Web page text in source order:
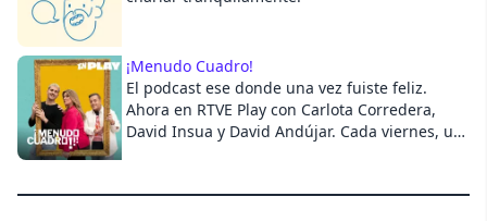
¡Menudo Cuadro!
El podcast ese donde una vez fuiste feliz.
Ahora en RTVE Play con Carlota Corredera,
David Insua y David Andújar. Cada viernes, un